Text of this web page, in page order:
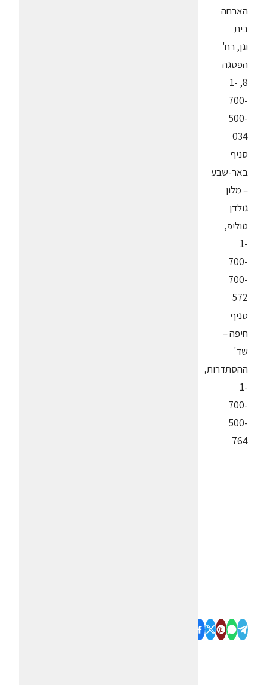
הארחה
בית
וגן, רח'
הפסגה
8, 1-
700-
500-
034
סניף
באר-שבע
– מלון
גולדן
טוליפ,
1-
700-
700-
572
סניף
חיפה –
שד'
ההסתדרות,
1-
700-
500-
764